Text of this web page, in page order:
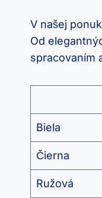
V našej
Od
spracovaním
Biela
Čierna
Ružová